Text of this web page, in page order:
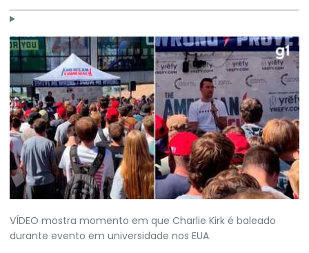
VÍDEO mostra momento em que Charlie Kirk é baleado
durante evento em universidade nos EUA